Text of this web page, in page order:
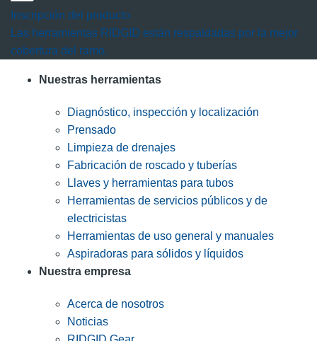
Inscripción del producto
Las herramientas RIDGID están respaldadas por la mejor
cobertura del ramo.
Nuestras herramientas
Diagnóstico, inspección y localización
Prensado
Limpieza de drenajes
Fabricación de roscado y tuberías
Llaves y herramientas para tubos
Herramientas de servicios públicos y de
electricistas
Herramientas de uso general y manuales
Aspiradoras para sólidos y líquidos
Nuestra empresa
Acerca de nosotros
Noticias